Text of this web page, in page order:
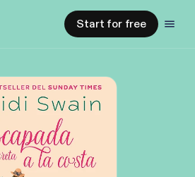
Start for free